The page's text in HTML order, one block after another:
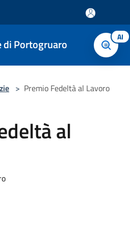
di Portogruaro AI
> Premio Fedeltà al Lavoro
al